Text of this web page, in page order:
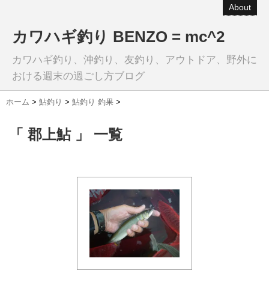
About
カワハギ釣り BENZO = mc^2
カワハギ釣り、沖釣り、友釣り、アウトドア、野外に
おける週末の過ごし方ブログ
ホーム > 鮎釣り > 鮎釣り 釣果 >
「 郡上鮎 」 一覧